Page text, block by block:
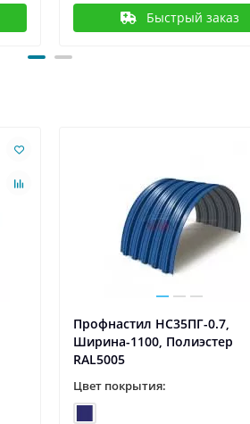
Быстрый заказ
Профнастил НС35ПГ-0.7,
Ширина-1100, Полиэстер
RAL5005
Цвет покрытия: